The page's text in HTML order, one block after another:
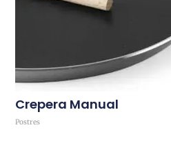
Crepera Manual
Postres